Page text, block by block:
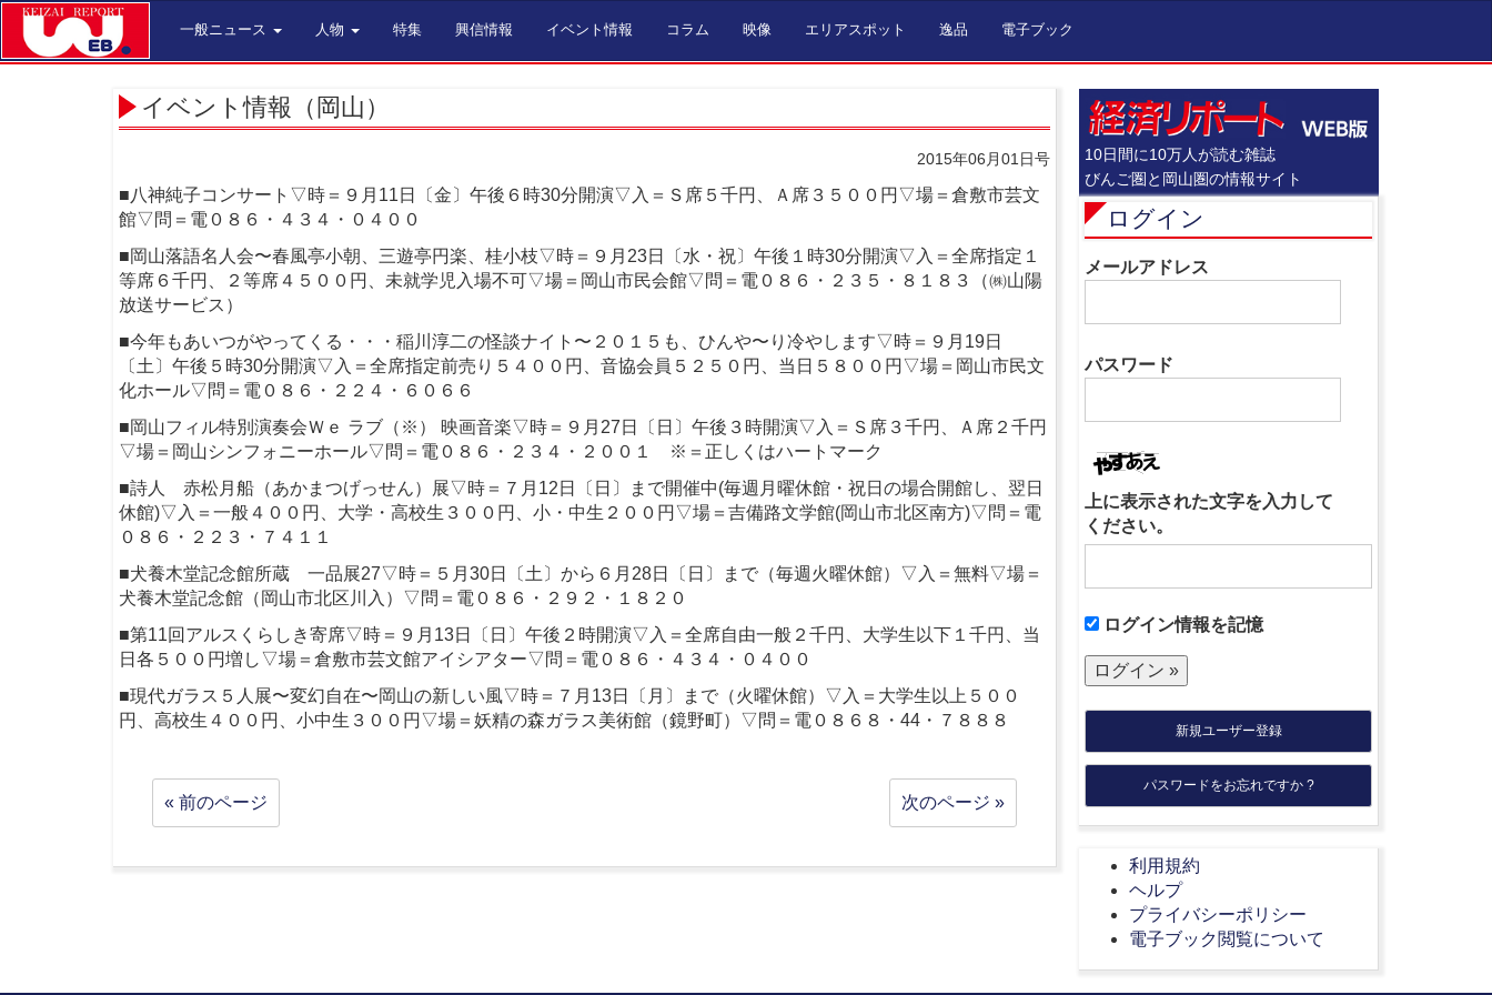
一般ニュース 人物 特集 興信情報 イベント情報 コラム 映像 エリアスポット 逸品 電子ブック
イベント情報（岡山）
2015年06月01日号
■八神純子コンサート▽時＝９月11日〔金〕午後６時30分開演▽入＝Ｓ席５千円、Ａ席３５００円▽場＝倉敷市芸文
館▽問＝電０８６・４３４・０４００
■岡山落語名人会〜春風亭小朝、三遊亭円楽、桂小枝▽時＝９月23日〔水・祝〕午後１時30分開演▽入＝全席指定１
等席６千円、２等席４５００円、未就学児入場不可▽場＝岡山市民会館▽問＝電０８６・２３５・８１８３（㈱山陽
放送サービス）
■今年もあいつがやってくる・・・稲川淳二の怪談ナイト〜２０１５も、ひんや〜り冷やします▽時＝９月19日
〔土〕午後５時30分開演▽入＝全席指定前売り５４００円、音協会員５２５０円、当日５８００円▽場＝岡山市民文
化ホール▽問＝電０８６・２２４・６０６６
■岡山フィル特別演奏会Ｗｅ ラブ（※） 映画音楽▽時＝９月27日〔日〕午後３時開演▽入＝Ｓ席３千円、Ａ席２千円
▽場＝岡山シンフォニーホール▽問＝電０８６・２３４・２００１ ※＝正しくはハートマーク
■詩人 赤松月船（あかまつげっせん）展▽時＝７月12日〔日〕まで開催中(毎週月曜休館・祝日の場合開館し、翌日
休館)▽入＝一般４００円、大学・高校生３００円、小・中生２００円▽場＝吉備路文学館(岡山市北区南方)▽問＝電
０８６・２２３・７４１１
■犬養木堂記念館所蔵 一品展27▽時＝５月30日〔土〕から６月28日〔日〕まで（毎週火曜休館）▽入＝無料▽場＝
犬養木堂記念館（岡山市北区川入）▽問＝電０８６・２９２・１８２０
■第11回アルスくらしき寄席▽時＝９月13日〔日〕午後２時開演▽入＝全席自由一般２千円、大学生以下１千円、当
日各５００円増し▽場＝倉敷市芸文館アイシアター▽問＝電０８６・４３４・０４００
■現代ガラス５人展〜変幻自在〜岡山の新しい風▽時＝７月13日〔月〕まで（火曜休館）▽入＝大学生以上５００
円、高校生４００円、小中生３００円▽場＝妖精の森ガラス美術館（鏡野町）▽問＝電０８６８・44・７８８８
« 前のページ 次のページ »
10日間に10万人が読む雑誌
びんご圏と岡山圏の情報サイト
ログイン
メールアドレス
パスワード
上に表示された文字を入力して
ください。
ログイン情報を記憶
新規ユーザー登録
パスワードをお忘れですか ?
利用規約
ヘルプ
プライバシーポリシー
電子ブック閲覧について